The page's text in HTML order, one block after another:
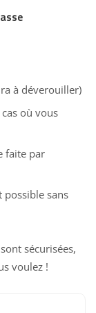
à déverouiller)
où vous
faite par
possible sans
sécurisées,
voulez !